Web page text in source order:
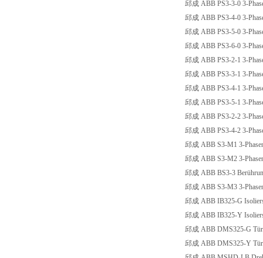
邱成 ABB PS3-3-0 3-
邱成 ABB PS3-4-0 3-
邱成 ABB PS3-5-0 3-
邱成 ABB PS3-6-0 3-
邱成 ABB PS3-2-1 3-
邱成 ABB PS3-3-1 3-
邱成 ABB PS3-4-1 3-
邱成 ABB PS3-5-1 3-
邱成 ABB PS3-2-2 3-
邱成 ABB PS3-4-2 3-
邱成 ABB S3-M1 3-
邱成 ABB S3-M2 3-
邱成 ABB BS3-3
邱成 ABB S3-M3 3-
邱成 ABB IB325-G
邱成 ABB IB325-Y
邱成 ABB DMS325-G
邱成 ABB DMS325-Y